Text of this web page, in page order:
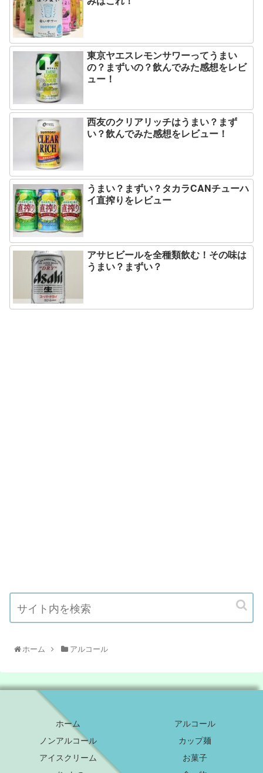
東京ヤエスレモンサワーってうまい
の？まずいの？飲んでみた感想をレビ
ュー！
西友のクリアリッチはうまい？まず
い？飲んでみた感想をレビュー！
うまい？まずい？タカラCANチューハ
イ直搾りをレビュー
アサヒビールを全種類飲む！その味は
うまい？まずい？
ホーム アルコール
ホーム
アルコール
ノンアルコール
カップ麺
アイスクリーム
お菓子